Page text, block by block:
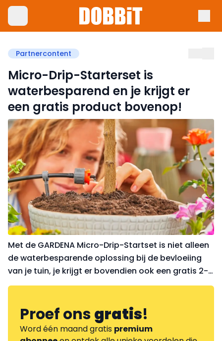
Partnercontent
Micro-Drip-Starterset is
waterbesparend en je krijgt er
een gratis product bovenop!
Met de GARDENA Micro-Drip-Startset is niet alleen
de waterbesparende oplossing bij de bevloeiing
van je tuin, je krijgt er bovendien ook een gratis 2-
weg waterverdeler bovenop! Geniet tot 15 juli van
Proef onsgratis!
Word één maand gratis premium